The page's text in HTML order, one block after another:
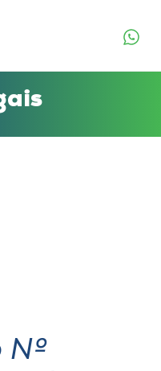
Nº